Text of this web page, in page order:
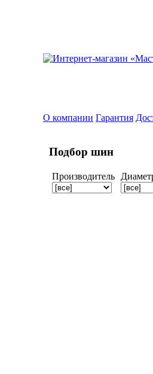
О компании Гарантия
Подбор шин
Производитель